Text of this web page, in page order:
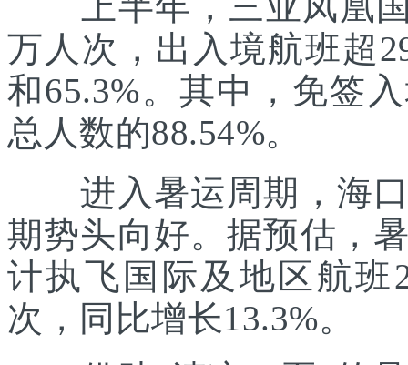
万人次，出入境航班超
和65.3%。其中，免签
总人数的88.54%。
进入暑运周期，海口
期势头向好。据预估，
计执飞国际及地区航班
次，同比增长13.3%。